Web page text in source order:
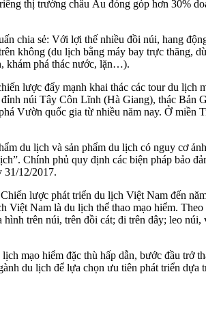
thị trường châu Âu đóng góp hơn 30%
chia sẻ: Với lợi thế nhiều đồi núi, hang
không (du lịch bằng máy bay trực thăng,
khám phá thác nước, lặn…).
lược đẩy mạnh khai thác các tour du lịch
núi Tây Côn Lĩnh (Hà Giang), thác Bản
Vườn quốc gia từ nhiều năm nay. Ở miền
du lịch và sản phẩm du lịch có nguy cơ
Chính phủ quy định các biện pháp bảo
31/12/2017.
lược phát triển du lịch Việt Nam đến
Nam là du lịch thể thao mạo hiểm. Theo
trên núi, trên đồi cát; đi trên dây; leo núi,
mạo hiểm đặc thù hấp dẫn, bước đầu trở
du lịch để lựa chọn ưu tiên phát triển dựa